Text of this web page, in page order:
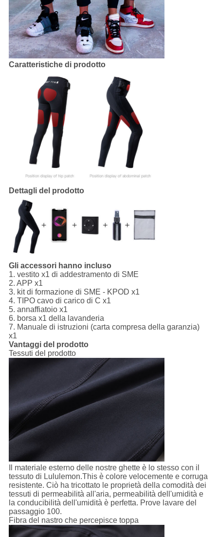
Caratteristiche di prodotto
Dettagli del prodotto
Gli accessori hanno incluso
1. vestito x1 di addestramento di SME
2. APP x1
3. kit di formazione di SME - KPOD x1
4. TIPO cavo di carico di C x1
5. annaffiatoio x1
6. borsa x1 della lavanderia
7. Manuale di istruzioni (carta compresa della garanzia)
x1
Vantaggi del prodotto
Tessuti del prodotto
Il materiale esterno delle nostre ghette è lo stesso con il
tessuto di Lululemon.This è colore velocemente e corruga
resistente. Ciò ha tricottato le proprietà della comodità dei
tessuti di permeabilità all'aria, permeabilità dell'umidità e
la conducibilità dell'umidità è perfetta. Prove lavare del
passaggio 100.
Fibra del nastro che percepisce toppa